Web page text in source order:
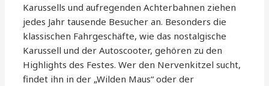
Karussells und aufregenden Achterbahnen ziehen
jedes Jahr tausende Besucher an. Besonders die
klassischen Fahrgeschäfte, wie das nostalgische
Karussell und der Autoscooter, gehören zu den
Highlights des Festes. Wer den Nervenkitzel sucht,
findet ihn in der „Wilden Maus“ oder der